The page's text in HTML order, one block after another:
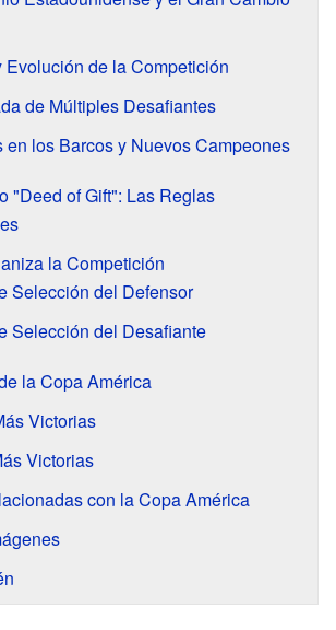
Evolución de la Competición
de Múltiples Desafiantes
en los Barcos y Nuevos Campeones
"Deed of Gift": Las Reglas
la Competición
Selección del Defensor
Selección del Desafiante
la Copa América
Victorias
Victorias
con la Copa América